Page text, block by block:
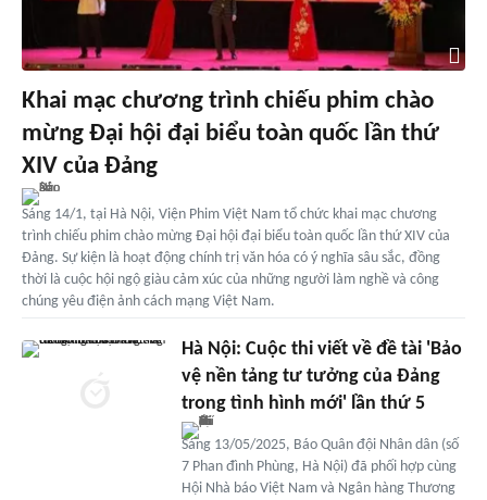
Khai mạc chương trình chiếu phim chào
mừng Đại hội đại biểu toàn quốc lần thứ
XIV của Đảng
Sáng 14/1, tại Hà Nội, Viện Phim Việt Nam tổ chức khai mạc chương
trình chiếu phim chào mừng Đại hội đại biểu toàn quốc lần thứ XIV của
Đảng. Sự kiện là hoạt động chính trị văn hóa có ý nghĩa sâu sắc, đồng
thời là cuộc hội ngộ giàu cảm xúc của những người làm nghề và công
chúng yêu điện ảnh cách mạng Việt Nam.
Hà Nội: Cuộc thi viết về đề tài 'Bảo
vệ nền tảng tư tưởng của Đảng
trong tình hình mới' lần thứ 5
Sáng 13/05/2025, Báo Quân đội Nhân dân (số
7 Phan đình Phùng, Hà Nội) đã phối hợp cùng
Hội Nhà báo Việt Nam và Ngân hàng Thương